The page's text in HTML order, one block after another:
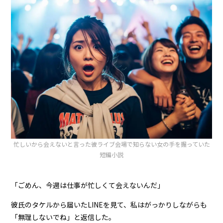
忙しいから会えないと言った彼ライブ会場で知らない女の手を握っていた
短編小説
「ごめん、今週は仕事が忙しくて会えないんだ」
彼氏のタケルから届いたLINEを見て、私はがっかりしながらも
「無理しないでね」と返信した。